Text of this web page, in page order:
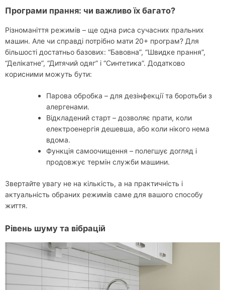
Програми прання: чи важливо їх багато?
Різноманіття режимів – ще одна риса сучасних пральних
машин. Але чи справді потрібно мати 20+ програм? Для
більшості достатньо базових: “Бавовна”, “Швидке прання”,
“Делікатне”, “Дитячий одяг” і “Синтетика”. Додатково
корисними можуть бути:
Парова обробка – для дезінфекції та боротьби з
алергенами.
Відкладений старт – дозволяє прати, коли
електроенергія дешевша, або коли нікого нема
вдома.
Функція самоочищення – полегшує догляд і
продовжує термін служби машини.
Звертайте увагу не на кількість, а на практичність і
актуальність обраних режимів саме для вашого способу
життя.
Рівень шуму та вібрацій